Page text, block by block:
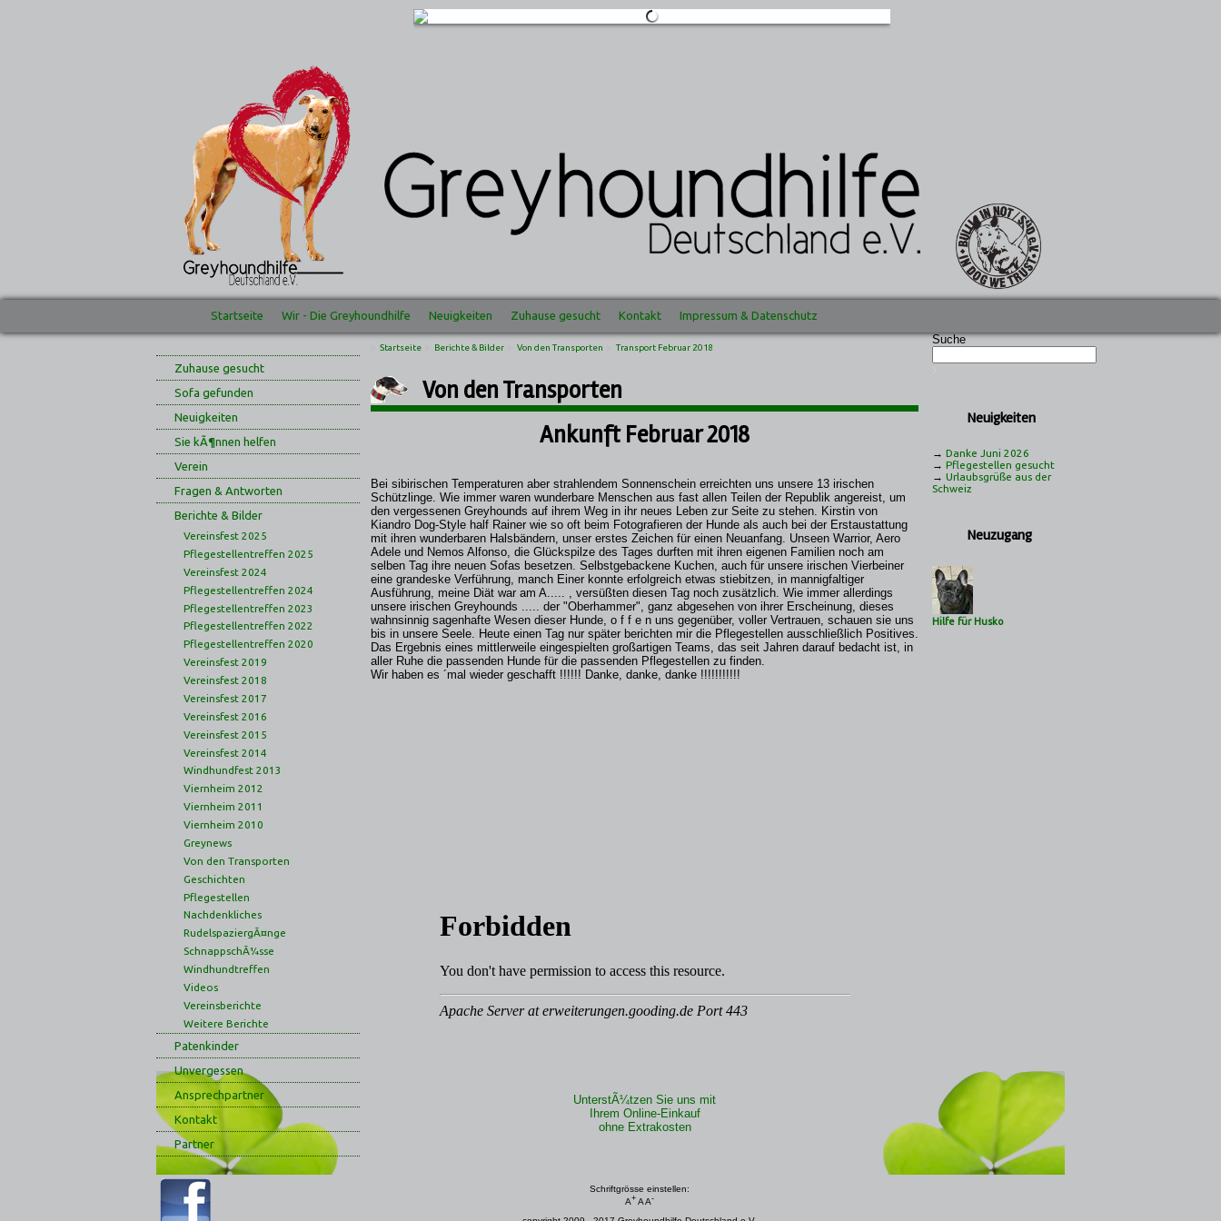
Startseite Wir - Die Greyhoundhilfe Neuigkeiten Zuhause gesucht Kontakt Impressum & Datenschutz
Zuhause gesucht
Sofa gefunden
Neuigkeiten
Sie kÃ¶nnen helfen
Verein
Fragen & Antworten
Berichte & Bilder
Vereinsfest 2025
Pflegestellentreffen 2025
Vereinsfest 2024
Pflegestellentreffen 2024
Pflegestellentreffen 2023
Pflegestellentreffen 2022
Pflegestellentreffen 2020
Vereinsfest 2019
Vereinsfest 2018
Vereinsfest 2017
Vereinsfest 2016
Vereinsfest 2015
Vereinsfest 2014
Windhundfest 2013
Viernheim 2012
Viernheim 2011
Viernheim 2010
Greynews
Von den Transporten
Geschichten
Pflegestellen
Nachdenkliches
RudelspaziergÃ¤nge
SchnappschÃ¼sse
Windhundtreffen
Videos
Vereinsberichte
Weitere Berichte
Patenkinder
Unvergessen
Ansprechpartner
Kontakt
Partner
Startseite Berichte & Bilder Von den Transporten Transport Februar 2018
Von den Transporten
Ankunft Februar 2018
Bei sibirischen Temperaturen aber strahlendem Sonnenschein erreichten uns unsere 13 irischen
Schützlinge. Wie immer waren wunderbare Menschen aus fast allen Teilen der Republik angereist, um
den vergessenen Greyhounds auf ihrem Weg in ihr neues Leben zur Seite zu stehen. Kirstin von
Kiandro Dog-Style half Rainer wie so oft beim Fotografieren der Hunde als auch bei der Erstaustattung
mit ihren wunderbaren Halsbändern, unser erstes Zeichen für einen Neuanfang. Unseen Warrior, Aero
Adele und Nemos Alfonso, die Glückspilze des Tages durften mit ihren eigenen Familien noch am
selben Tag ihre neuen Sofas besetzen. Selbstgebackene Kuchen, auch für unsere irischen Vierbeiner
eine grandeske Verführung, manch Einer konnte erfolgreich etwas stiebitzen, in mannigfaltiger
Ausführung, meine Diät war am A..... , versüßten diesen Tag noch zusätzlich. Wie immer allerdings
unsere irischen Greyhounds ..... der "Oberhammer", ganz abgesehen von ihrer Erscheinung, dieses
wahnsinnig sagenhafte Wesen dieser Hunde, o f f e n uns gegenüber, voller Vertrauen, schauen sie uns
bis in unsere Seele. Heute einen Tag nur später berichten mir die Pflegestellen ausschließlich Positives.
Das Ergebnis eines mittlerweile eingespielten großartigen Teams, das seit Jahren darauf bedacht ist, in
aller Ruhe die passenden Hunde für die passenden Pflegestellen zu finden.
Wir haben es ´mal wieder geschafft !!!!!! Danke, danke, danke !!!!!!!!!!!
UnterstÃ¼tzen Sie uns mit
Ihrem Online-Einkauf
ohne Extrakosten
Suche
Neuigkeiten
→ Danke Juni 2026
→ Pflegestellen gesucht
→ Urlaubsgrüße aus der
Schweiz
Neuzugang
Hilfe für Husko
Schriftgrösse einstellen:
A+ AA-